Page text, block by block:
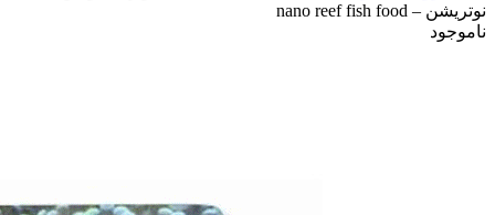
نوتریشن – nano reef fish food
ناموجود